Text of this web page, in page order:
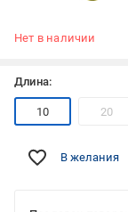
Нет в наличии
Длина:
10 20
В желания